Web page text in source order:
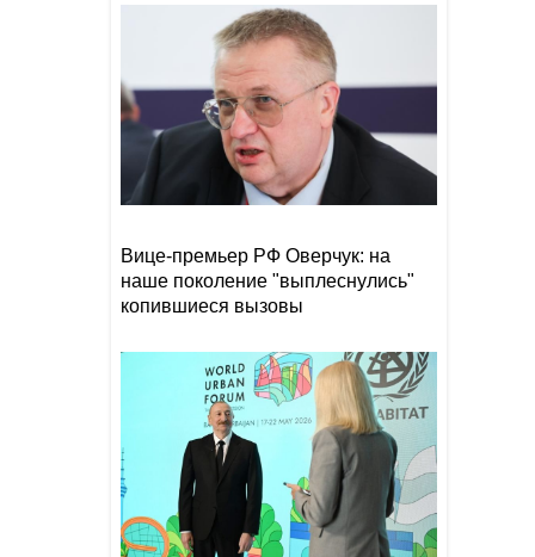
Bloomberg: Украина и Запад
могут встать перед
необходимостью принять
условия РФ
21:18
Почти 175 000 жителей юга
Японии получили указание
об эвакуации из-за тайфуна
Вице-премьер РФ Оверчук: на
наше поколение "выплеснулись"
копившиеся вызовы